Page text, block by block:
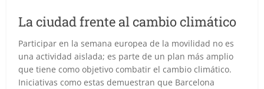
La ciudad frente al cambio climático
Participar en la semana europea de la movilidad no es
una actividad aislada; es parte de un plan más amplio
que tiene como objetivo combatir el cambio climático.
Iniciativas como estas demuestran que Barcelona